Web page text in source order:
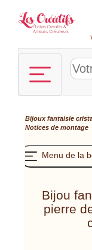
Bijoux fantaisie
Notices de montage
Menu de la
Bijou
pierre